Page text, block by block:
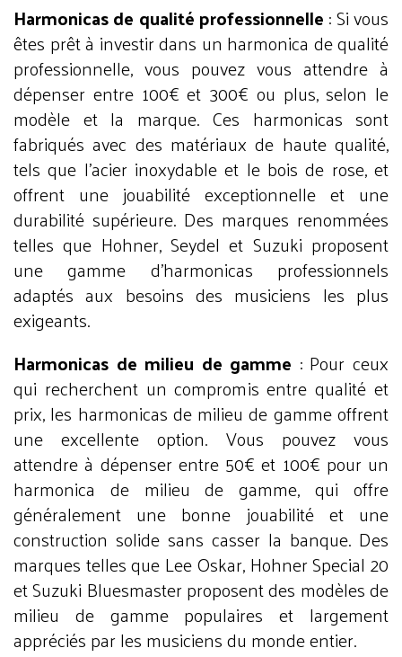
Harmonicas de qualité professionnelle: Si vous
êtes prêt à investir dans un harmonica de qualité
professionnelle, vous pouvez vous attendre à
dépenser entre 100€ et 300€ ou plus, selon le
modèle et la marque. Ces harmonicas sont
fabriqués avec des matériaux de haute qualité,
tels que l'acier inoxydable et le bois de rose, et
offrent une jouabilité exceptionnelle et une
durabilité supérieure. Des marques renommées
telles que Hohner, Seydel et Suzuki proposent
une gamme d'harmonicas professionnels
adaptés aux besoins des musiciens les plus
exigeants.
Harmonicas de milieu de gamme : Pour ceux
qui recherchent un compromis entre qualité et
prix, les harmonicas de milieu de gamme offrent
une excellente option. Vous pouvez vous
attendre à dépenser entre 50€ et 100€ pour un
harmonica de milieu de gamme, qui offre
généralement une bonne jouabilité et une
construction solide sans casser la banque. Des
marques telles que Lee Oskar, Hohner Special 20
et Suzuki Bluesmaster proposent des modèles de
milieu de gamme populaires et largement
appréciés par les musiciens du monde entier.